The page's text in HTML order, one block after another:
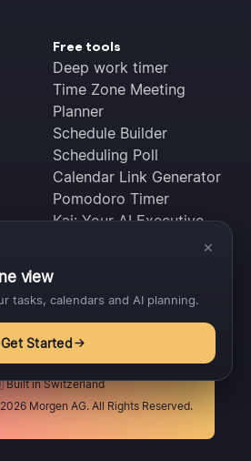
Free tools
Deep work timer
Time Zone Meeting
Planner
Schedule Builder
Scheduling Poll
Calendar Link Generator
Pomodoro Timer
Kai: Your AI Executive
in Switzerland
Morgen AG. All Rights Reserved.
×
view
tasks, calendars and AI planning.
Get Started